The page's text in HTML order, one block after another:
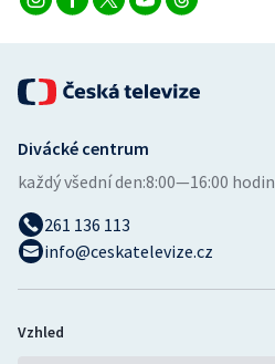
Vodní slalom
Divácké centrum
každý všední den:8:00—16:00 hodin
261 136 113
info@ceskatelevize.cz
Vzhled